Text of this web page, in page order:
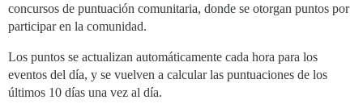
concursos de puntuación comunitaria, donde se otorgan puntos por
participar en la comunidad.
Los puntos se actualizan automáticamente cada hora para los
eventos del día, y se vuelven a calcular las puntuaciones de los
últimos 10 días una vez al día.